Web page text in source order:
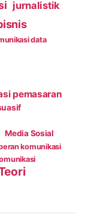
jurnalistik
data
pemasaran
Media Sosial
komunikasi